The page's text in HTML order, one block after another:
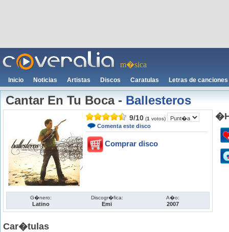
m�sica
Inicio Noticias Artistas Discos Caratulas Letras de canciones
Cantar En Tu Boca-Ballesteros
9/10 (1 votos)
Comenta este disco
Comprar disco
G�nero:
Latino
Discogr�fica:
Emi
A�o:
2007
Car�tulas